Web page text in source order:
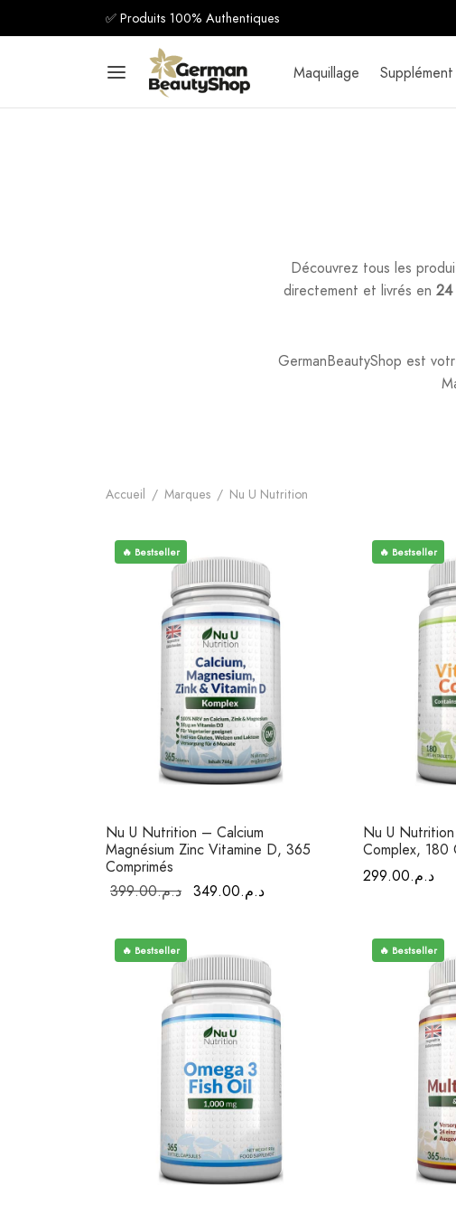
✅ Produits 100% Authentiques
Maquillage Supplément
Découvrez tous les
directement et livrés en 24
GermanBeautyShop est
Accueil / Marques / Nu U Nutrition
🔥 Bestseller
Nu U Nutrition – Calcium
Magnésium Zinc Vitamine D, 365
Comprimés
د.م.399.00
Le prix د.م.349.00
🔥 Bestseller
Nu U
Complex, 180
د.م.299.00
🔥 Bestseller 🔥 Bestseller